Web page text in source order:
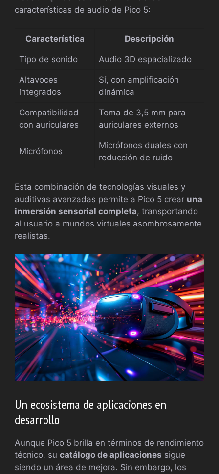
características de audio de Pico 5:
Característica Descripción
Tipo de sonido Audio 3D espacializado
Altavoces
integrados
Sí, con amplificación
dinámica
Compatibilidad
con auriculares
Toma de 3,5 mm para
auriculares externos
Micrófonos
Micrófonos duales con
reducción de ruido
Esta combinación de tecnologías visuales y
auditivas avanzadas permite a Pico 5 crear una
inmersión sensorial completa, transportando
al usuario a mundos virtuales asombrosamente
realistas.
Un ecosistema de aplicaciones en
desarrollo
Aunque Pico 5 brilla en términos de rendimiento
técnico, su catálogo de aplicaciones sigue
siendo un área de mejora. Sin embargo, los